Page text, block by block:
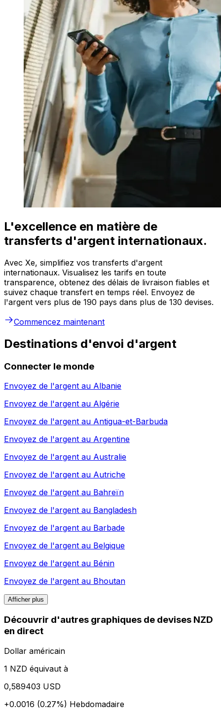
L'excellence en matière de
transferts d'argent internationaux.
Avec Xe, simplifiez vos transferts d'argent
internationaux. Visualisez les tarifs en toute
transparence, obtenez des délais de livraison fiables et
suivez chaque transfert en temps réel. Envoyez de
l'argent vers plus de 190 pays dans plus de 130 devises.
Commencez maintenant
Destinations d'envoi d'argent
Connecter le monde
Envoyez de l'argent au Albanie
Envoyez de l'argent au Algérie
Envoyez de l'argent au Antigua-et-Barbuda
Envoyez de l'argent au Argentine
Envoyez de l'argent au Australie
Envoyez de l'argent au Autriche
Envoyez de l'argent au Bahreïn
Envoyez de l'argent au Bangladesh
Envoyez de l'argent au Barbade
Envoyez de l'argent au Belgique
Envoyez de l'argent au Bénin
Envoyez de l'argent au Bhoutan
Afficher plus
Découvrir d'autres graphiques de devises NZD
en direct
Dollar américain
1 NZD équivaut à
0,589403 USD
+0.0016 (0.27%) Hebdomadaire